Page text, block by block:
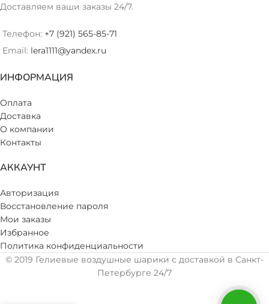
Доставляем ваши заказы 24/7.
Телефон: +7 (921) 565-85-71
Email: lera1111@yandex.ru
ИНФОРМАЦИЯ
Оплата
Доставка
О компании
Контакты
АККАУНТ
Авторизация
Восстановление пароля
Мои заказы
Избранное
Политика конфиденциальности
© 2019 Гелиевые воздушные шарики с доставкой в Санкт-
Петербурге 24/7